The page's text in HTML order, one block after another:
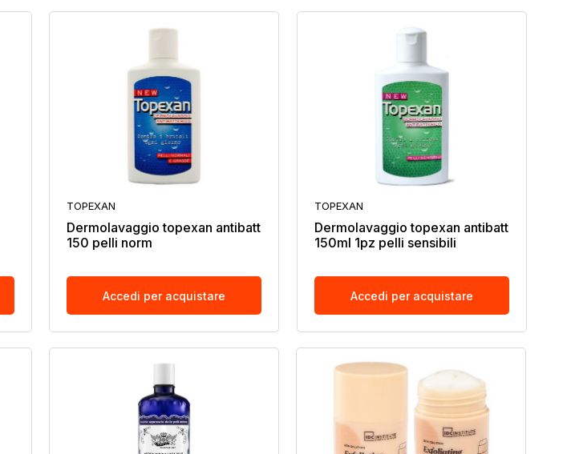
TOPEXAN
Dermolavaggio topexan antibatt
150 pelli norm
Accedi per acquistare
TOPEXAN
Dermolavaggio topexan antibatt
150ml 1pz pelli sensibili
Accedi per acquistare